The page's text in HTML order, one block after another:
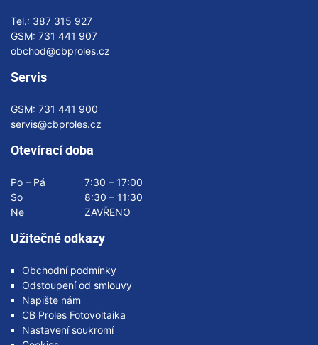
Tel.: 387 315 927
GSM: 731 441 907
obchod@cbproles.cz
Servis
GSM: 731 441 900
servis@cbproles.cz
Otevírací doba
Po – Pá
7:30 – 17:00
So
8:30 – 11:30
Ne
ZAVŘENO
Užitečné odkazy
Obchodní podmínky
Odstoupení od smlouvy
Napište nám
CB Proles Fotovoltaika
Nastavení soukromí